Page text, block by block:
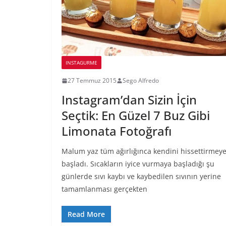
INSTAGURME
27 Temmuz 2015 Sego Alfredo
Instagram’dan Sizin İçin
Seçtik: En Güzel 7 Buz Gibi
Limonata Fotoğrafı
Malum yaz tüm ağırlığınca kendini hissettirmeye
başladı. Sıcakların iyice vurmaya başladığı şu
günlerde sıvı kaybı ve kaybedilen sıvının yerine
tamamlanması gerçekten
Read More